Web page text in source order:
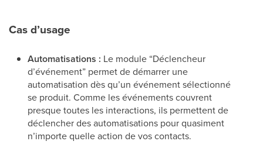
Cas d’usage
Automatisations : Le module “Déclencheur
d’événement” permet de démarrer une
automatisation dès qu’un événement sélectionné
se produit. Comme les événements couvrent
presque toutes les interactions, ils permettent de
déclencher des automatisations pour quasiment
n’importe quelle action de vos contacts.